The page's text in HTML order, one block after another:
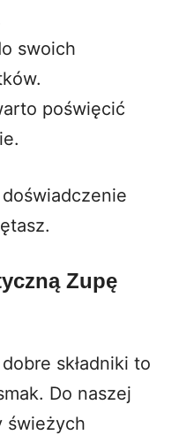
swoich
poświęcić
Zupę
składniki to
Do naszej
świeżych